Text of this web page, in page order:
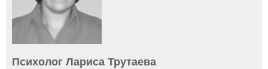
Психолог Лариса Трутаева